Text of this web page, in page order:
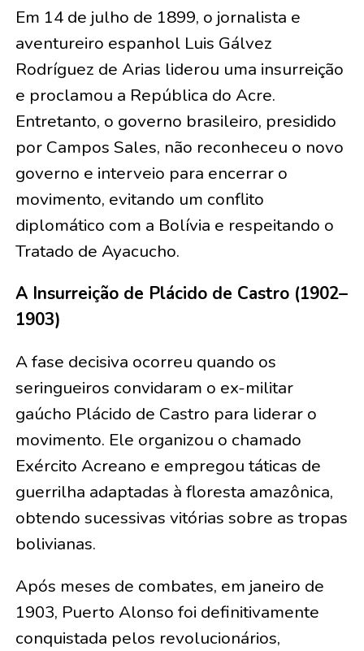
Em 14 de julho de 1899, o jornalista e
aventureiro espanhol Luis Gálvez
Rodríguez de Arias liderou uma insurreição
e proclamou a República do Acre.
Entretanto, o governo brasileiro, presidido
por Campos Sales, não reconheceu o novo
governo e interveio para encerrar o
movimento, evitando um conflito
diplomático com a Bolívia e respeitando o
Tratado de Ayacucho.
A Insurreição de Plácido de Castro (1902–
1903)
A fase decisiva ocorreu quando os
seringueiros convidaram o ex-militar
gaúcho Plácido de Castro para liderar o
movimento. Ele organizou o chamado
Exército Acreano e empregou táticas de
guerrilha adaptadas à floresta amazônica,
obtendo sucessivas vitórias sobre as tropas
bolivianas.
Após meses de combates, em janeiro de
1903, Puerto Alonso foi definitivamente
conquistada pelos revolucionários,